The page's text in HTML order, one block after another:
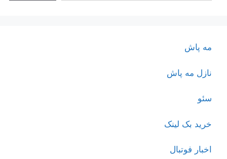
مه پاش
نازل مه پاش
سئو
خرید بک لینک
اخبار فوتبال